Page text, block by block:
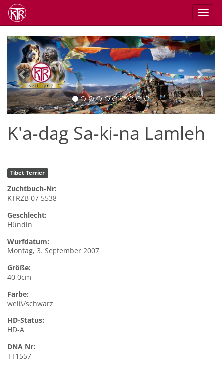
Direkt
zum
Inhalt
Previous Next
K'a-dag Sa-ki-na Lamleh
Tibet Terrier
Zuchtbuch-Nr:
KTRZB 07 5538
Geschlecht:
Hündin
Wurfdatum:
Montag, 3. September 2007
Größe:
40,0cm
Farbe:
weiß/schwarz
HD-Status:
HD-A
DNA Nr:
TT1557